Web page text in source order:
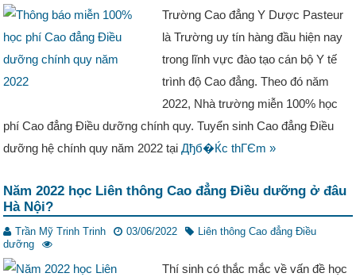
Trường Cao đẳng Y Dược Pasteur
là Trường uy tín hàng đầu hiện nay
trong lĩnh vực đào tạo cán bộ Y tế
trình độ Cao đẳng. Theo đó năm
2022, Nhà trường miễn 100% học
phí Cao đẳng Điều dưỡng chính quy. Tuyển sinh Cao đẳng Điều
dưỡng hệ chính quy năm 2022 tạiДђб�Ќc thГЄm »
Năm 2022 học Liên thông Cao đẳng Điều dưỡng ở đâu
Hà Nội?
Trần Mỹ Trinh Trinh 03/06/2022
Liên thông Cao đẳng Điều
dưỡng
Thí sinh có thắc mắc về vấn đề học